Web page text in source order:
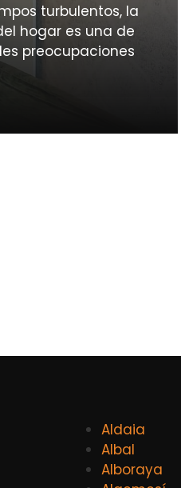
turbulentos, la
hogar es una de
preocupaciones
Aldaia
Albal
Alboraya